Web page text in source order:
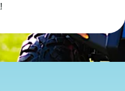
kig på siden og